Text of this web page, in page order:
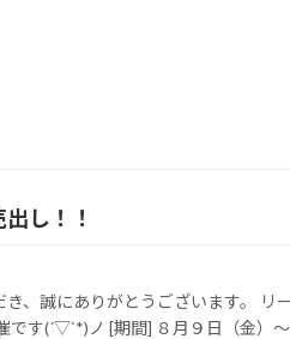
し！！
き、誠にありがとうございます。
です(´▽`*)ノ [期間] ８月９日（金）